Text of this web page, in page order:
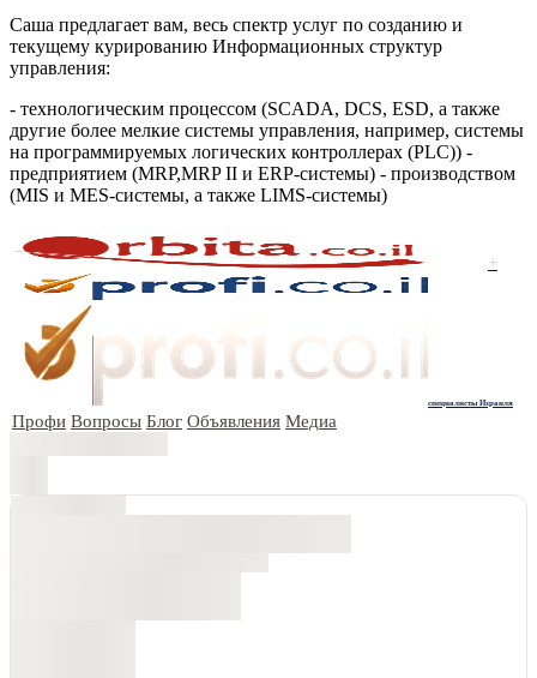
Саша предлагает вам, весь спектр услуг по созданию и
текущему курированию Информационных структур
управления:
- технологическим процессом (SCADA, DCS, ESD, а также
другие более мелкие системы управления, например, системы
на программируемых логических контроллерах (PLC)) -
предприятием (MRP,MRP II и ERP-системы) - производством
(MIS и MES-системы, а также LIMS-системы)
+
специалисты Израиля
Профи Вопросы Блог Объявления Медиа